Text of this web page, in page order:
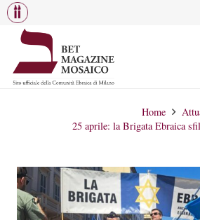
Home
25 aprile: la Brigata Ebraica